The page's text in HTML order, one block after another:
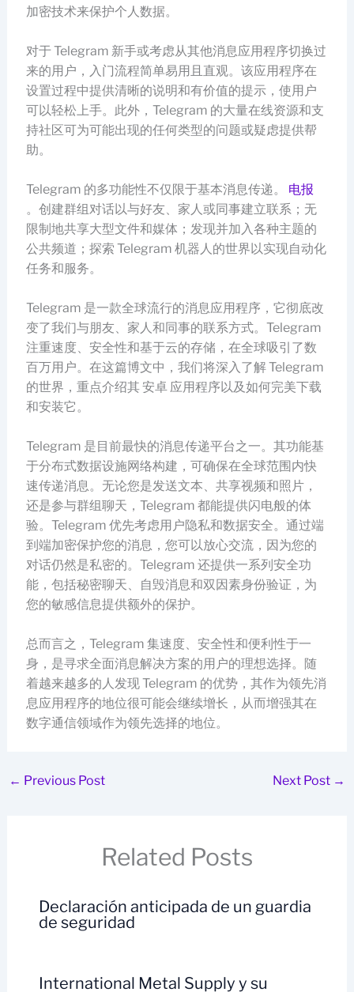
加密技术来保护个人数据。
对于 Telegram 新手或考虑从其他消息应用程序切换过
来的用户，入门流程简单易用且直观。该应用程序在
设置过程中提供清晰的说明和有价值的提示，使用户
可以轻松上手。此外，Telegram 的大量在线资源和支
持社区可为可能出现的任何类型的问题或疑虑提供帮
助。
Telegram 的多功能性不仅限于基本消息传递。 电报
。创建群组对话以与好友、家人或同事建立联系；无
限制地共享大型文件和媒体；发现并加入各种主题的
公共频道；探索 Telegram 机器人的世界以实现自动化
任务和服务。
Telegram 是一款全球流行的消息应用程序，它彻底改
变了我们与朋友、家人和同事的联系方式。Telegram
注重速度、安全性和基于云的存储，在全球吸引了数
百万用户。在这篇博文中，我们将深入了解 Telegram
的世界，重点介绍其 安卓 应用程序以及如何完美下载
和安装它。
Telegram 是目前最快的消息传递平台之一。其功能基
于分布式数据设施网络构建，可确保在全球范围内快
速传递消息。无论您是发送文本、共享视频和照片，
还是参与群组聊天，Telegram 都能提供闪电般的体
验。Telegram 优先考虑用户隐私和数据安全。通过端
到端加密保护您的消息，您可以放心交流，因为您的
对话仍然是私密的。Telegram 还提供一系列安全功
能，包括秘密聊天、自毁消息和双因素身份验证，为
您的敏感信息提供额外的保护。
总而言之，Telegram 集速度、安全性和便利性于一
身，是寻求全面消息解决方案的用户的理想选择。随
着越来越多的人发现 Telegram 的优势，其作为领先消
息应用程序的地位很可能会继续增长，从而增强其在
数字通信领域作为领先选择的地位。
← Previous Post Next Post →
Related Posts
Declaración anticipada de un guardia
de seguridad
International Metal Supply y su